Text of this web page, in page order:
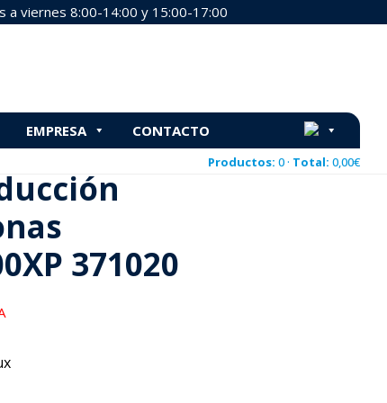
a viernes 8:00-14:00 y 15:00-17:00
EMPRESA CONTACTO
Productos: 0 · Total: 0,00€
371020
371020